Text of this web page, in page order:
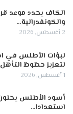
الكاف يحدد موعد
والكونفدرالية…
2 أغسطس, 2026
لبؤات الأطلس في
لتعزيز حظوظ
1 أغسطس, 2026
أسود الأطلس
استعدادا…